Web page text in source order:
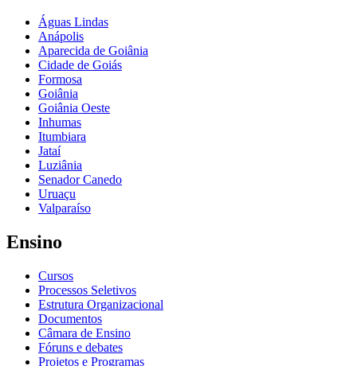
Águas Lindas
Anápolis
Aparecida de Goiânia
Cidade de Goiás
Formosa
Goiânia
Goiânia Oeste
Inhumas
Itumbiara
Jataí
Luziânia
Senador Canedo
Uruaçu
Valparaíso
Ensino
Cursos
Processos Seletivos
Estrutura Organizacional
Documentos
Câmara de Ensino
Fóruns e debates
Projetos e Programas